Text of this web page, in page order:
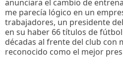
anunciara el cambio de
me parecía lógico en un
trabajadores, un presidente
en su haber 66 títulos de
décadas al frente del club con
reconocido como el mejor